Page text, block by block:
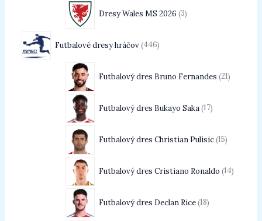
Dresy Wales MS 2026 3
Futbalové dresy hráčov 446
Futbalový dres Bruno Fernandes 21
Futbalový dres Bukayo Saka 17
Futbalový dres Christian Pulisic 15
Futbalový dres Cristiano Ronaldo 14
Futbalový dres Declan Rice 18